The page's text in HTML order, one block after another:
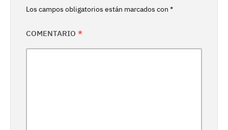
Los campos obligatorios están marcados con *
COMENTARIO *